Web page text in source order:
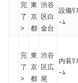
完
了
>
東
京
都
渋谷
区白
金台
設備ﾘ
ｰﾑ
完
了
>
東
京
都
渋谷
区広
尾
内装ﾘ
ｰﾑ